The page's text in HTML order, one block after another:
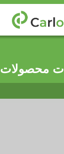
محصولات